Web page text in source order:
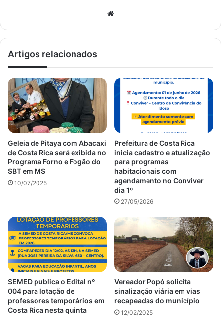
Artigos relacionados
Geleia de Pitaya com Abacaxi
de Costa Rica será exibida no
Programa Forno e Fogão do
SBT em MS
10/07/2025
Prefeitura de Costa Rica
inicia cadastro e atualização
para programas
habitacionais com
agendamento no Conviver
dia 1º
27/05/2026
SEMED publica o Edital nº
004 para lotação de
professores temporários em
Costa Rica nesta quinta
Vereador Popó solicita
sinalização viária em vias
recapeadas do município
12/02/2025